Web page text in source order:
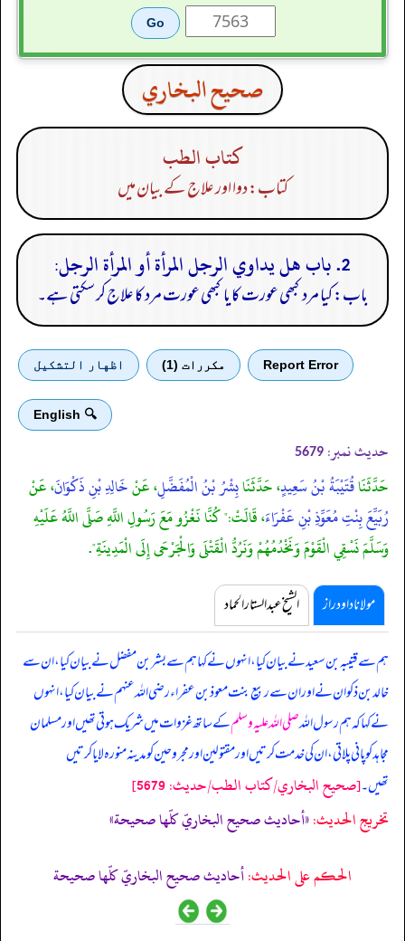
صحيح البخاري
كتاب الطب
کتاب: دوا اور علاج کے بیان میں
2. باب هل يداوي الرجل المرأة أو المرأة الرجل:
باب: کیا مرد کبھی عورت کا یا کبھی عورت مرد کا علاج کر سکتی ہے۔
Report Error مكررات (1) اظهار التشكيل
🔍 English
حدیث نمبر: 5679
حَدَّثَنَاقُتَيْبَةُ بْنُ سَعِيدٍ، حَدَّثَنَابِشْرُ بْنُ الْمُفَضَّلِ، عَنْخَالِدِ بْنِ ذَكْوَانَ، عَنْ
رُبَيِّعَ بِنْتِ مُعَوِّذِ بْنِ عَفْرَاءَ، قَالَتْ:" كُنَّا نَغْزُو مَعَ رَسُولِ اللَّهِ صَلَّى اللَّهُ عَلَيْهِ
وَسَلَّمَ نَسْقِي الْقَوْمَ وَنَخْدُمُهُمْ وَنَرُدُّ الْقَتْلَى وَالْجَرْحَى إِلَى الْمَدِينَةِ".
مولانا داود راز الشیخ عبدالستار الحماد
ہم سے قتیبہ بن سعید نے بیان کیا، انہوں نے کہا ہم سے بشر بن مفضل نے بیان کیا، ان سے
خالد بن ذکوان نے اور ان سے ربیع بنت معوذ بن عفراء رضی اللہ عنہم نے بیان کیا، انہوں
نے کہا کہہم رسول اللہصلی اللہ علیہ وسلمکے ساتھ غزوات میں شریک ہوتی تھیں اور مسلمان
مجاہد کو پانی پلاتی، ان کی خدمت کرتیں اور مقتولین اور مجروحین کو مدینہ منورہ لایا کرتیں
تھیں۔[صحيح البخاري/كتاب الطب/حدیث: 5679]
تخریج الحدیث:«أحاديث صحيح البخاريّ كلّها صحيحة»
الحكم على الحديث:أحاديث صحيح البخاريّ كلّها صحيحة